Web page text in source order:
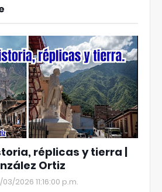
réplicas y tierra |
Ortiz
2026 11:16:00 p.m.